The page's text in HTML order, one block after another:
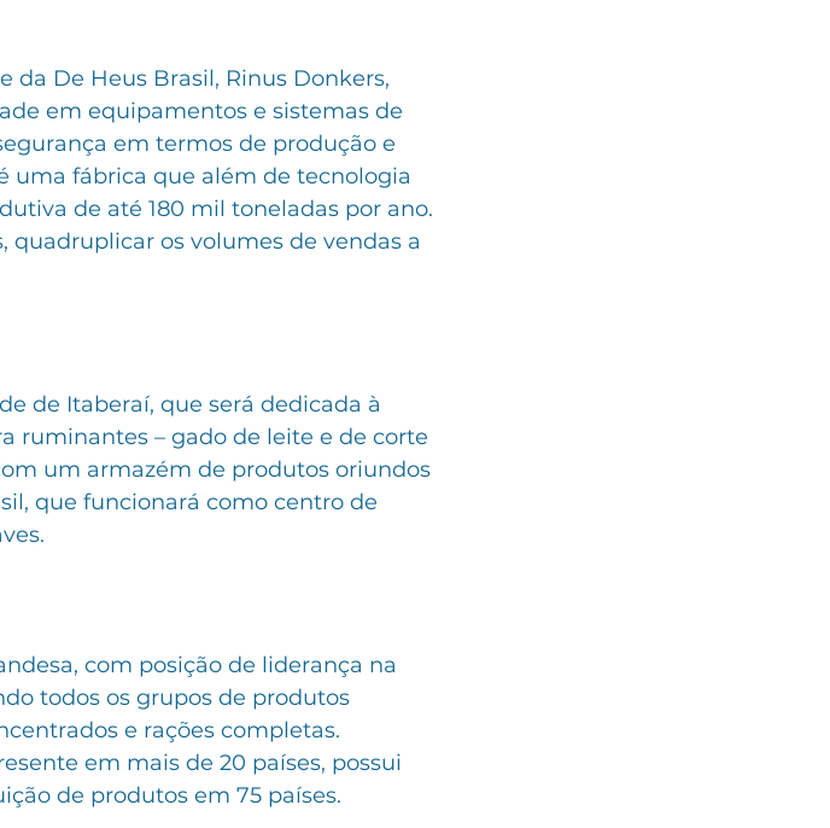
da De Heus Brasil, Rinus Donkers,
em equipamentos e sistemas de
em termos de produção e
uma fábrica que além de tecnologia
de até 180 mil toneladas por ano.
quadruplicar os volumes de vendas a
de Itaberaí, que será dedicada à
ruminantes – gado de leite e de corte
um armazém de produtos oriundos
que funcionará como centro de
com posição de liderança na
todos os grupos de produtos
e rações completas.
em mais de 20 países, possui
de produtos em 75 países.